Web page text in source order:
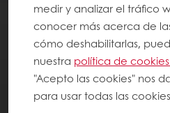
medir y analizar el tráfico
conocer más acerca de
cómo deshabilitarlas,
nuestra política de
"Acepto las cookies" nos
para usar todas las